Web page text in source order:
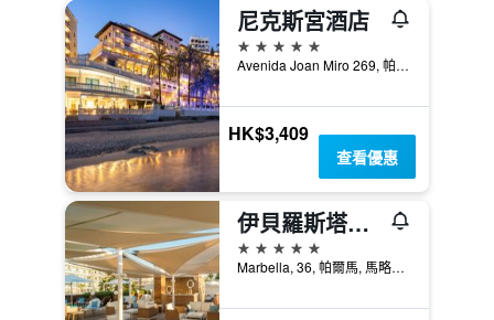
尼克斯宮酒店
5星級
Avenida Joan Miro 269, 帕爾馬, 馬略卡島, 西班牙
HK$3,409
查看優惠
伊貝羅斯塔棕櫚海灘酒店 - 帕爾馬灘
5星級
Marbella, 36, 帕爾馬, 馬略卡島, 西班牙